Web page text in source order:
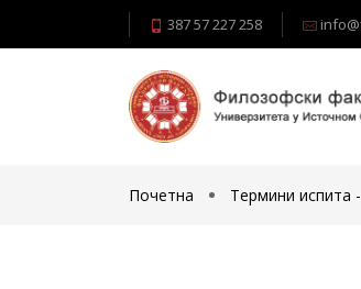
387 57 227 258
Почетна Термини испита